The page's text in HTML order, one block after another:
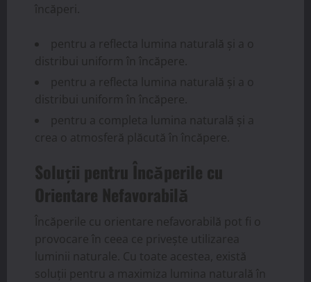
încăperi.
pentru a reflecta lumina naturală și a o
distribui uniform în încăpere.
pentru a reflecta lumina naturală și a o
distribui uniform în încăpere.
pentru a completa lumina naturală și a
crea o atmosferă plăcută în încăpere.
Soluții pentru Încăperile cu
Orientare Nefavorabilă
Încăperile cu orientare nefavorabilă pot fi o
provocare în ceea ce privește utilizarea
luminii naturale. Cu toate acestea, există
soluții pentru a maximiza lumina naturală în